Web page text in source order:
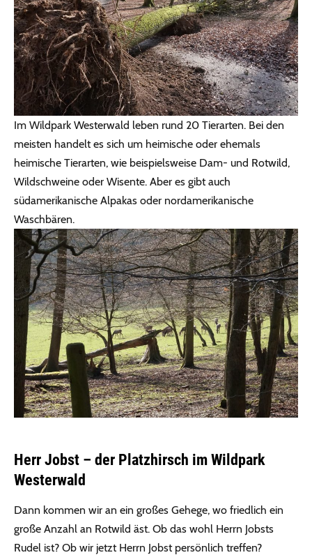
Im Wildpark Westerwald leben rund 20 Tierarten. Bei den
meisten handelt es sich um heimische oder ehemals
heimische Tierarten, wie beispielsweise Dam- und Rotwild,
Wildschweine oder Wisente. Aber es gibt auch
südamerikanische Alpakas oder nordamerikanische
Waschbären.
Herr Jobst – der Platzhirsch im Wildpark
Westerwald
Dann kommen wir an ein großes Gehege, wo friedlich ein
große Anzahl an Rotwild äst. Ob das wohl Herrn Jobsts
Rudel ist? Ob wir jetzt Herrn Jobst persönlich treffen?